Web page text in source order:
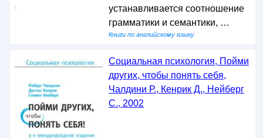
устанавливается соотношение
грамматики и семантики, …
Книги по английскому языку
Социальная психология, Пойми
других, чтобы понять себя,
Чалдини Р., Кенрик Д., Нейберг
С., 2002